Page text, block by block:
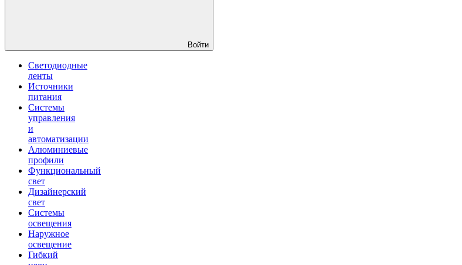
Войти
Светодиодные
ленты
Источники
питания
Системы
управления
и
автоматизации
Алюминиевые
профили
Функциональный
свет
Дизайнерский
свет
Системы
освещения
Наружное
освещение
Гибкий